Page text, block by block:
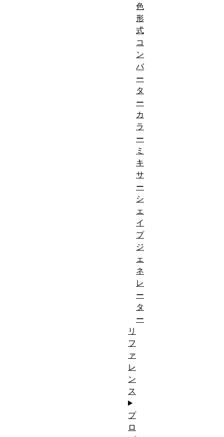
色
形
式
コ
ン
バ
ー
タ
ー
カ
ラ
ー
ミ
キ
サ
ー
シ
ェ
イ
プ
ジ
ェ
ネ
レ
ー
タ
ー
リ
フ
ァ
レ
ン
ス
プ
ロ